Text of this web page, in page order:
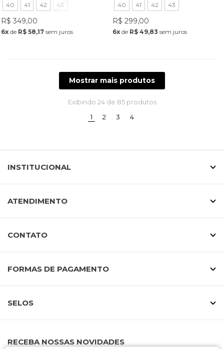
40 41 42 43
R$ 349,00
6xde R$ 58,17sem juros
40 41 42 43
R$ 299,00
6x de R$ 49,83 sem juros
Mostrar mais produtos
Exibindo 24de 85 produtos
1(current)
2 3 4
INSTITUCIONAL
ATENDIMENTO
CONTATO
FORMAS DE PAGAMENTO
SELOS
RECEBA NOSSAS NOVIDADES